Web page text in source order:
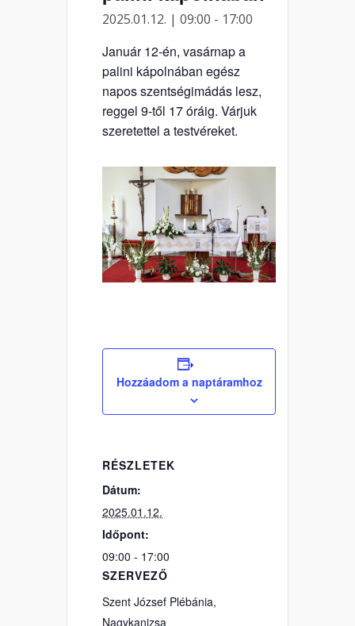
2025.01.12. | 09:00 - 17:00
Január 12-én, vasárnap a
palini kápolnában egész
napos szentségimádás lesz,
reggel 9-től 17 óráig. Várjuk
szeretettel a testvéreket.
Hozzáadom a naptáramhoz
RÉSZLETEK
Dátum:
2025.01.12.
Időpont:
09:00 - 17:00
SZERVEZŐ
Szent József Plébánia,
Nagykanizsa